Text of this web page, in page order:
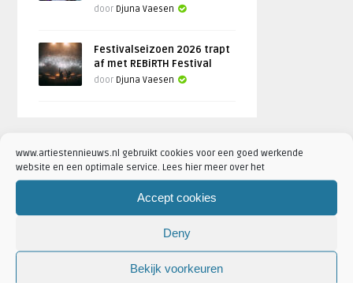
www.artiestennieuws.nl gebruikt cookies voor een goed werkende
website en een optimale service. Lees hier meer over het
Accept cookies
Deny
Bekijk voorkeuren
door Djuna Vaesen
Festivalseizoen 2026 trapt
af met REBiRTH Festival
door Djuna Vaesen
FOTOREPORTAGES